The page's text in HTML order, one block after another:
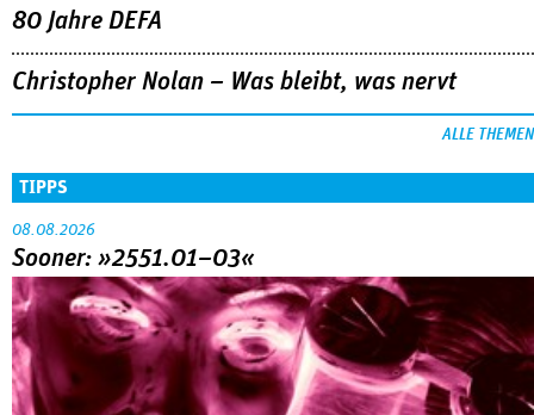
80 Jahre DEFA
Christopher Nolan – Was bleibt, was nervt
ALLE THEMEN
TIPPS
08.08.2026
Sooner: »2551.01–03«